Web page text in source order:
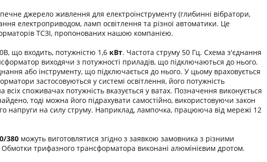
джерело живлення для електроінструменту (глибинні вібратори,
електроприводом, ламп освітлення та різної автоматики. Це
ТСЗІ, пропонованих нашою компанією.
що входить, потужністю 1,6 кВт. Частота струму 50 Гц. Схема з'єднання
виходячи з потужності приладів, що підключаються до нього.
або інструменту, що підключається до нього. У цьому враховується
застосовуються у системі освітлення, його потужність
споживачах потужність вказується у ватах. Позначення виконується
тоді можна його підрахувати самостійно, використовуючи закон
напруги на силу струму. Наприклад, лампочка, працююча від мережі 12
380 можуть виготовлятися згідно з заявкою замовника з різними
трифазного трансформатора виконані алюмінієвим дротом.